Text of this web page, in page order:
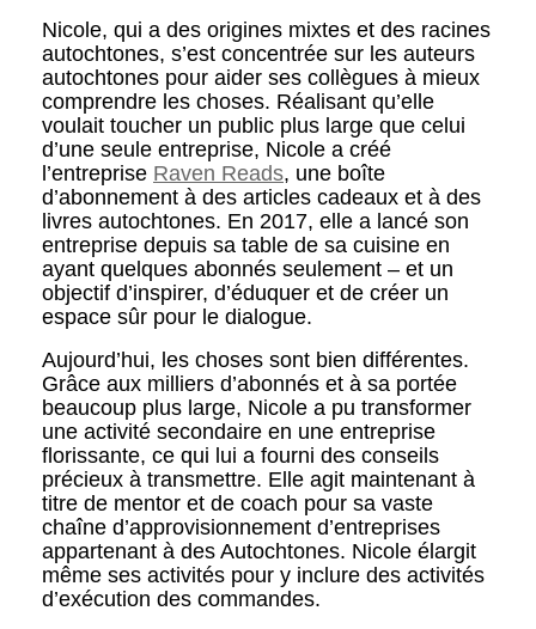
Nicole, qui a des origines mixtes et des racines
autochtones, s’est concentrée sur les auteurs
autochtones pour aider ses collègues à mieux
comprendre les choses. Réalisant qu’elle
voulait toucher un public plus large que celui
d’une seule entreprise, Nicole a créé
l’entreprise Raven Reads, une boîte
d’abonnement à des articles cadeaux et à des
livres autochtones. En 2017, elle a lancé son
entreprise depuis sa table de sa cuisine en
ayant quelques abonnés seulement – et un
objectif d’inspirer, d’éduquer et de créer un
espace sûr pour le dialogue.
Aujourd’hui, les choses sont bien différentes.
Grâce aux milliers d’abonnés et à sa portée
beaucoup plus large, Nicole a pu transformer
une activité secondaire en une entreprise
florissante, ce qui lui a fourni des conseils
précieux à transmettre. Elle agit maintenant à
titre de mentor et de coach pour sa vaste
chaîne d’approvisionnement d’entreprises
appartenant à des Autochtones. Nicole élargit
même ses activités pour y inclure des activités
d’exécution des commandes.